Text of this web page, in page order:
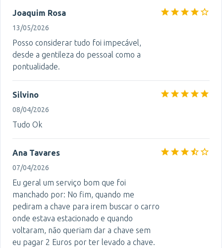
Joaquim Rosa
13/05/2026
Posso considerar tudo foi impecável,
desde a gentileza do pessoal como a
pontualidade.
Silvino
08/04/2026
Tudo Ok
Ana Tavares
07/04/2026
Eu geral um serviço bom que foi
manchado por: No fim, quando me
pediram a chave para irem buscar o carro
onde estava estacionado e quando
voltaram, não queriam dar a chave sem
eu pagar 2 Euros por ter levado a chave.